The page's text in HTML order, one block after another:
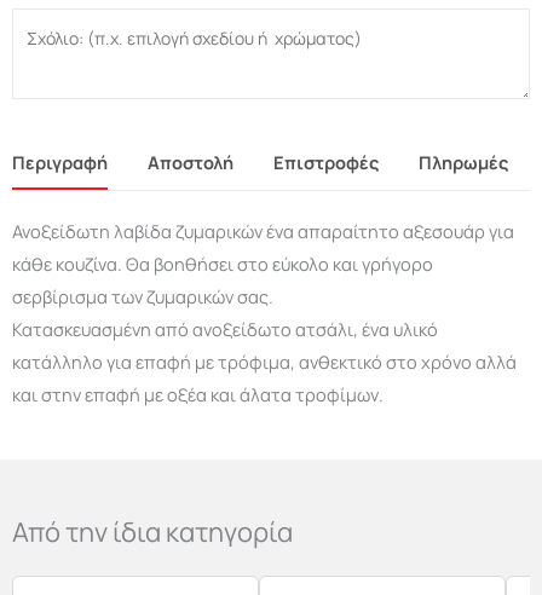
Περιγραφή Αποστολή Επιστροφές Πληρωμές
Ανοξείδωτη λαβίδα ζυμαρικών ένα απαραίτητο αξεσουάρ για
κάθε κουζίνα. Θα βοηθήσει στο εύκολο και γρήγορο
σερβίρισμα των ζυμαρικών σας.
Κατασκευασμένη από ανοξείδωτο ατσάλι, ένα υλικό
κατάλληλο για επαφή με τρόφιμα, ανθεκτικό στο χρόνο αλλά
και στην επαφή με οξέα και άλατα τροφίμων.
Από την ίδια κατηγορία